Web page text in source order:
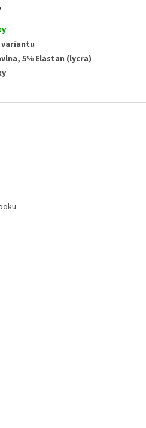
5% Elastan (lycra)